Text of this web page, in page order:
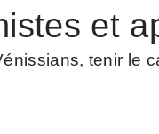
et
tenir le